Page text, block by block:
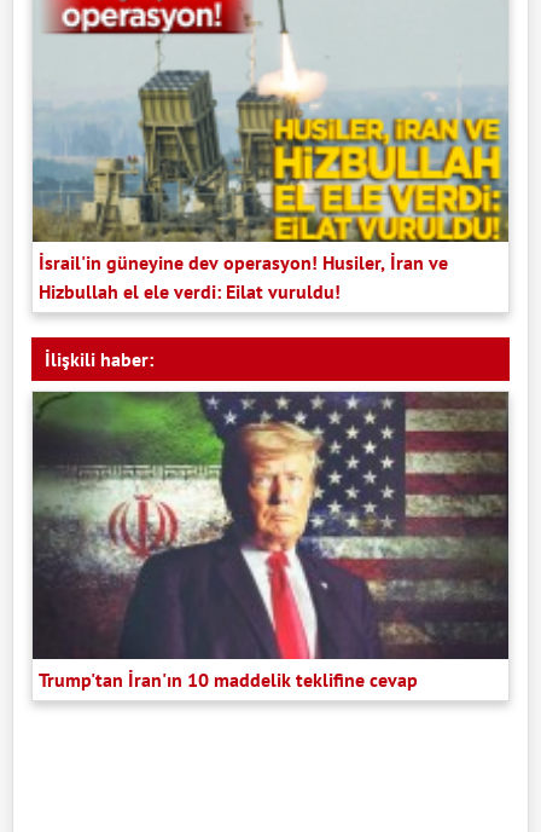
İsrail'in güneyine dev operasyon! Husiler, İran ve
Hizbullah el ele verdi: Eilat vuruldu!
İlişkili haber:
Trump'tan İran'ın 10 maddelik teklifine cevap